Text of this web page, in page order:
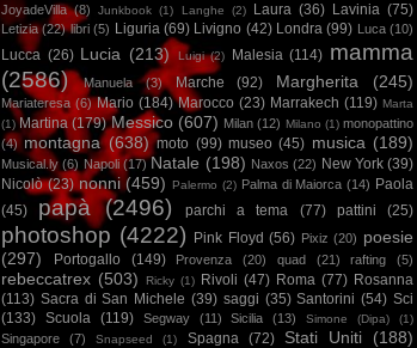
JoyadeVilla (8) Junkbook (1) Langhe (2) Laura (36) Lavinia (75)
Letizia (22) libri (5) Liguria (69) Livigno (42) Londra (99) Luca (10)
Lucca (26) Lucia (213) Luigi (2) Malesia (114) mamma
(2586)
Manuela (3) Marche (92) Margherita (245)
Mariateresa (6) Mario (184) Marocco (23) Marrakech (119) Marta
(1) Martina (179) Messico (607) Milan (12) Milano (1) monopattino
(4) montagna (638) moto (99) museo (45) musica (189)
Musical.ly (6) Napoli (17) Natale (198) Naxos (22) New York (39)
Nicolò (23) nonni (459) Palermo (2) Palma di Maiorca (14) Paola
(45)
papà (2496) parchi a tema (77) pattini (25)
photoshop (4222) Pink Floyd (56) Pixiz (20) poesie
(297)
Portogallo (149) Provenza (20) quad (21) rafting (5)
rebeccatrex (503) Ricky (1) Rivoli (47) Roma (77) Rosanna
(113) Sacra di San Michele (39) saggi (35) Santorini (54) Sci
(133) Scuola (119) Segway (11) Sicilia (13) Simone (Dipa) (1)
Singapore (7) Snapseed (1) Spagna (72) Stati Uniti (188)